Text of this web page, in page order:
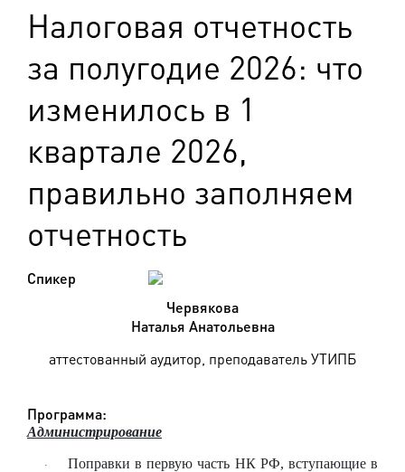
Налоговая отчетность
за полугодие 2026: что
изменилось в 1
квартале 2026,
правильно заполняем
отчетность
Спикер
Червякова
Наталья Анатольевна
аттестованный аудитор, преподаватель УТИПБ
Программа:
Администрирование
·
Поправки в первую часть НК РФ, вступающие в